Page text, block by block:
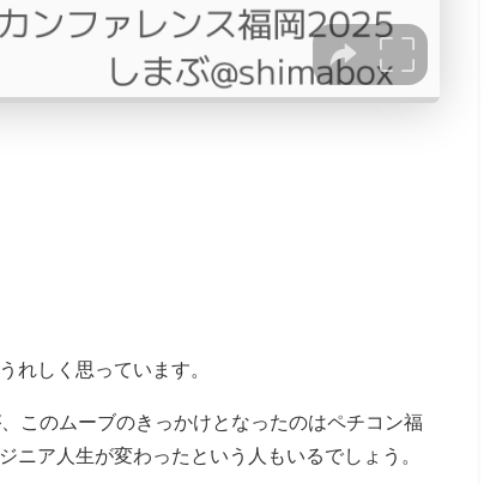
しく思っています。
このムーブのきっかけとなったのはペチコン福
ア人生が変わったという人もいるでしょう。